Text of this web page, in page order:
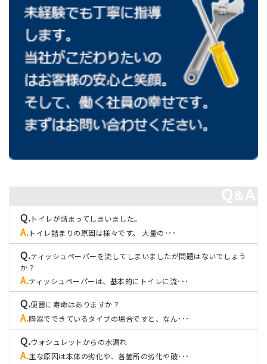
トイレが詰まってしまいました。
トイレ詰まりの原因は様々です。 大量の･･･
ティッシュペーパーを流してしまいましたが問題はないでしょう
か？
ティッシュペーパーは、基本的にトイレに流･･･
便器に寿命はありますか？
陶器でできているタイプの場合ですと、なん･･･
ウォシュレットからの水漏れ
主な原因は本体の劣化や、各箇所の劣化や破･･･